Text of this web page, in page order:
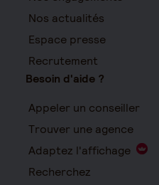
Nos actualités
Espace presse
Recrutement
Besoin d'aide ?
Appeler un conseiller
Trouver une agence
Adaptez l'affichage
Recherchez